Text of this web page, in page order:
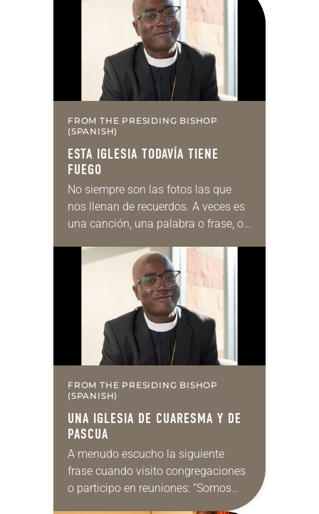
FROM THE PRESIDING BISHOP
(SPANISH)
ESTA IGLESIA TODAVÍA TIENE
FUEGO
No siempre son las fotos las que
nos llenan de recuerdos. A veces es
una canción, una palabra o frase, o
FROM THE PRESIDING BISHOP
(SPANISH)
UNA IGLESIA DE CUARESMA Y DE
PASCUA
A menudo escucho la siguiente
frase cuando visito congregaciones
o participo en reuniones: “Somos